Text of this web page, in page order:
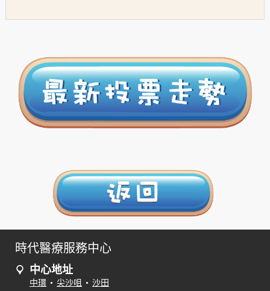
時代醫療服務中心
中心地址
中環 • 尖沙咀 • 沙田